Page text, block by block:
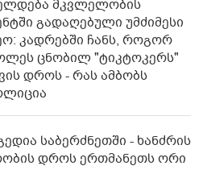
მკვლელობის
გადაღებული უმძიმესი
კადრებში ჩანს, როგორ
ცნობილ "ტიკტოკერს"
დროს - რას ამბობს
საბერძნეთში - ხანძრის
დროს ერთმანეთს ორი